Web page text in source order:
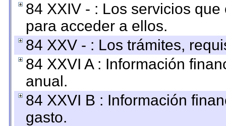
84 XXIV - : Los servicios
para acceder a ellos.
84 XXV - : Los trámites,
84 XXVI A : Información
anual.
84 XXVI B : Información
gasto.